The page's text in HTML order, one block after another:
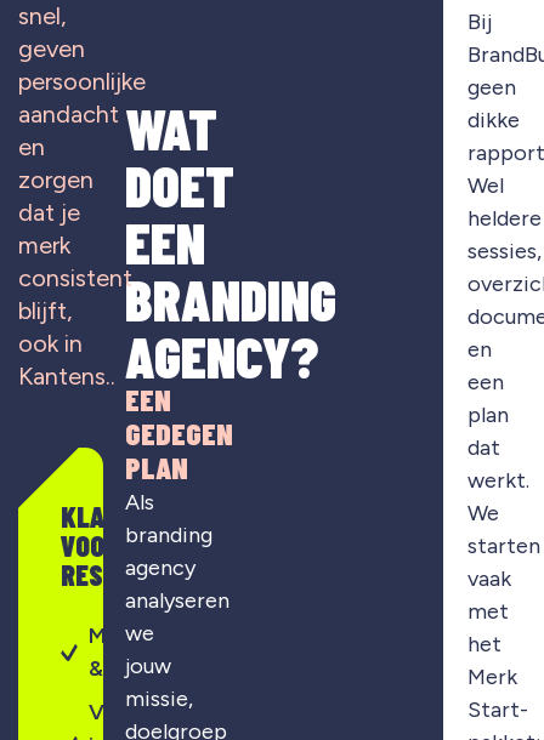
snel,
geven
persoonlijke
aandacht
en
zorgen
dat je
merk
consistent
blijft,
ook in
Kantens..
KLAAR
VOOR
RESULTAAT?
Merkontwikkeling
& strategie
Visuele
WAT
DOET
EEN
BRANDING
AGENCY?
EEN
GEDEGEN
PLAN
Als
branding
agency
analyseren
we
jouw
missie,
doelgroep
Bij
geen
dikke
Wel
heldere
sessies,
en
een
plan
dat
werkt.
We
starten
vaak
met
het
Merk
Start-